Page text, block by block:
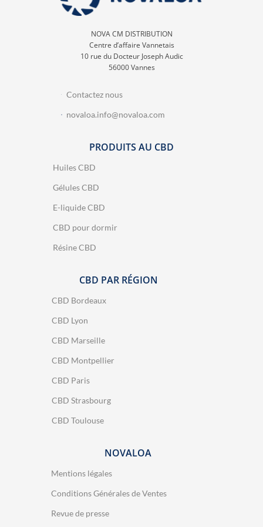
NOVA CM DISTRIBUTION
Centre d’affaire Vannetais
10 rue du Docteur Joseph Audic
56000 Vannes
Contactez nous
novaloa.info@novaloa.com
PRODUITS AU CBD
Huiles CBD
Gélules CBD
E-liquide CBD
CBD pour dormir
Résine CBD
CBD PAR RÉGION
CBD Bordeaux
CBD Lyon
CBD Marseille
CBD Montpellier
CBD Paris
CBD Strasbourg
CBD Toulouse
NOVALOA
Mentions légales
Conditions Générales de Ventes
Revue de presse